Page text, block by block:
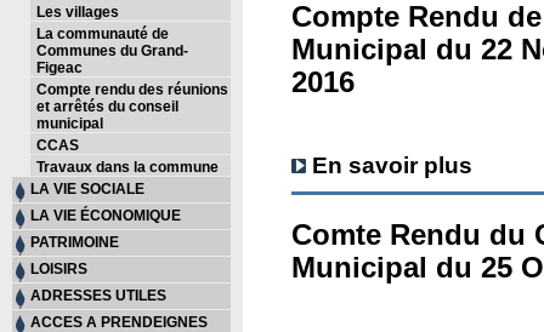
Les villages
La communauté de
Communes du Grand-
Figeac
Compte rendu des réunions
et arrêtés du conseil
municipal
CCAS
Travaux dans la commune
LA VIE SOCIALE
LA VIE ÉCONOMIQUE
PATRIMOINE
LOISIRS
ADRESSES UTILES
ACCES A PRENDEIGNES
Compte Rendu
Municipal du 22
2016
En savoir plus
Comte Rendu du
Municipal du 25